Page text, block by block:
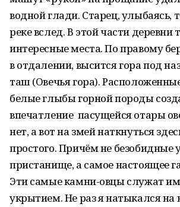
водной глади. Старец, улыбаясь,
реке вслед. В этой части
интересные места. По правому
в отдалении, высится гора под
таш (Овечья гора).
белые глыбы горной породы
впечатление пасущейся отары
нет, а вот на змей наткнуться
простого. Причём не
пристанище, а самое настоящее
Эти самые камни-овцы служат
укрытием. Не раз я натыкался на